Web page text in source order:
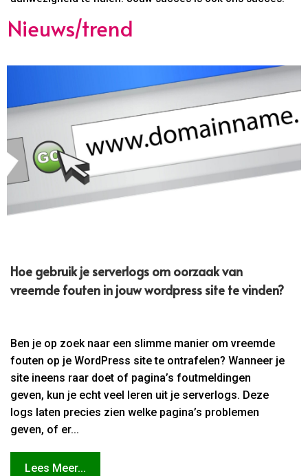
Nieuws/trend
Hoe gebruik je serverlogs om oorzaak van
vreemde fouten in jouw wordpress site te vinden?
Ben je op zoek naar een slimme manier om vreemde
fouten op je WordPress site te ontrafelen? Wanneer je
site ineens raar doet of pagina’s foutmeldingen
geven, kun je echt veel leren uit je serverlogs. Deze
logs laten precies zien welke pagina’s problemen
geven, of er...
Lees Meer...